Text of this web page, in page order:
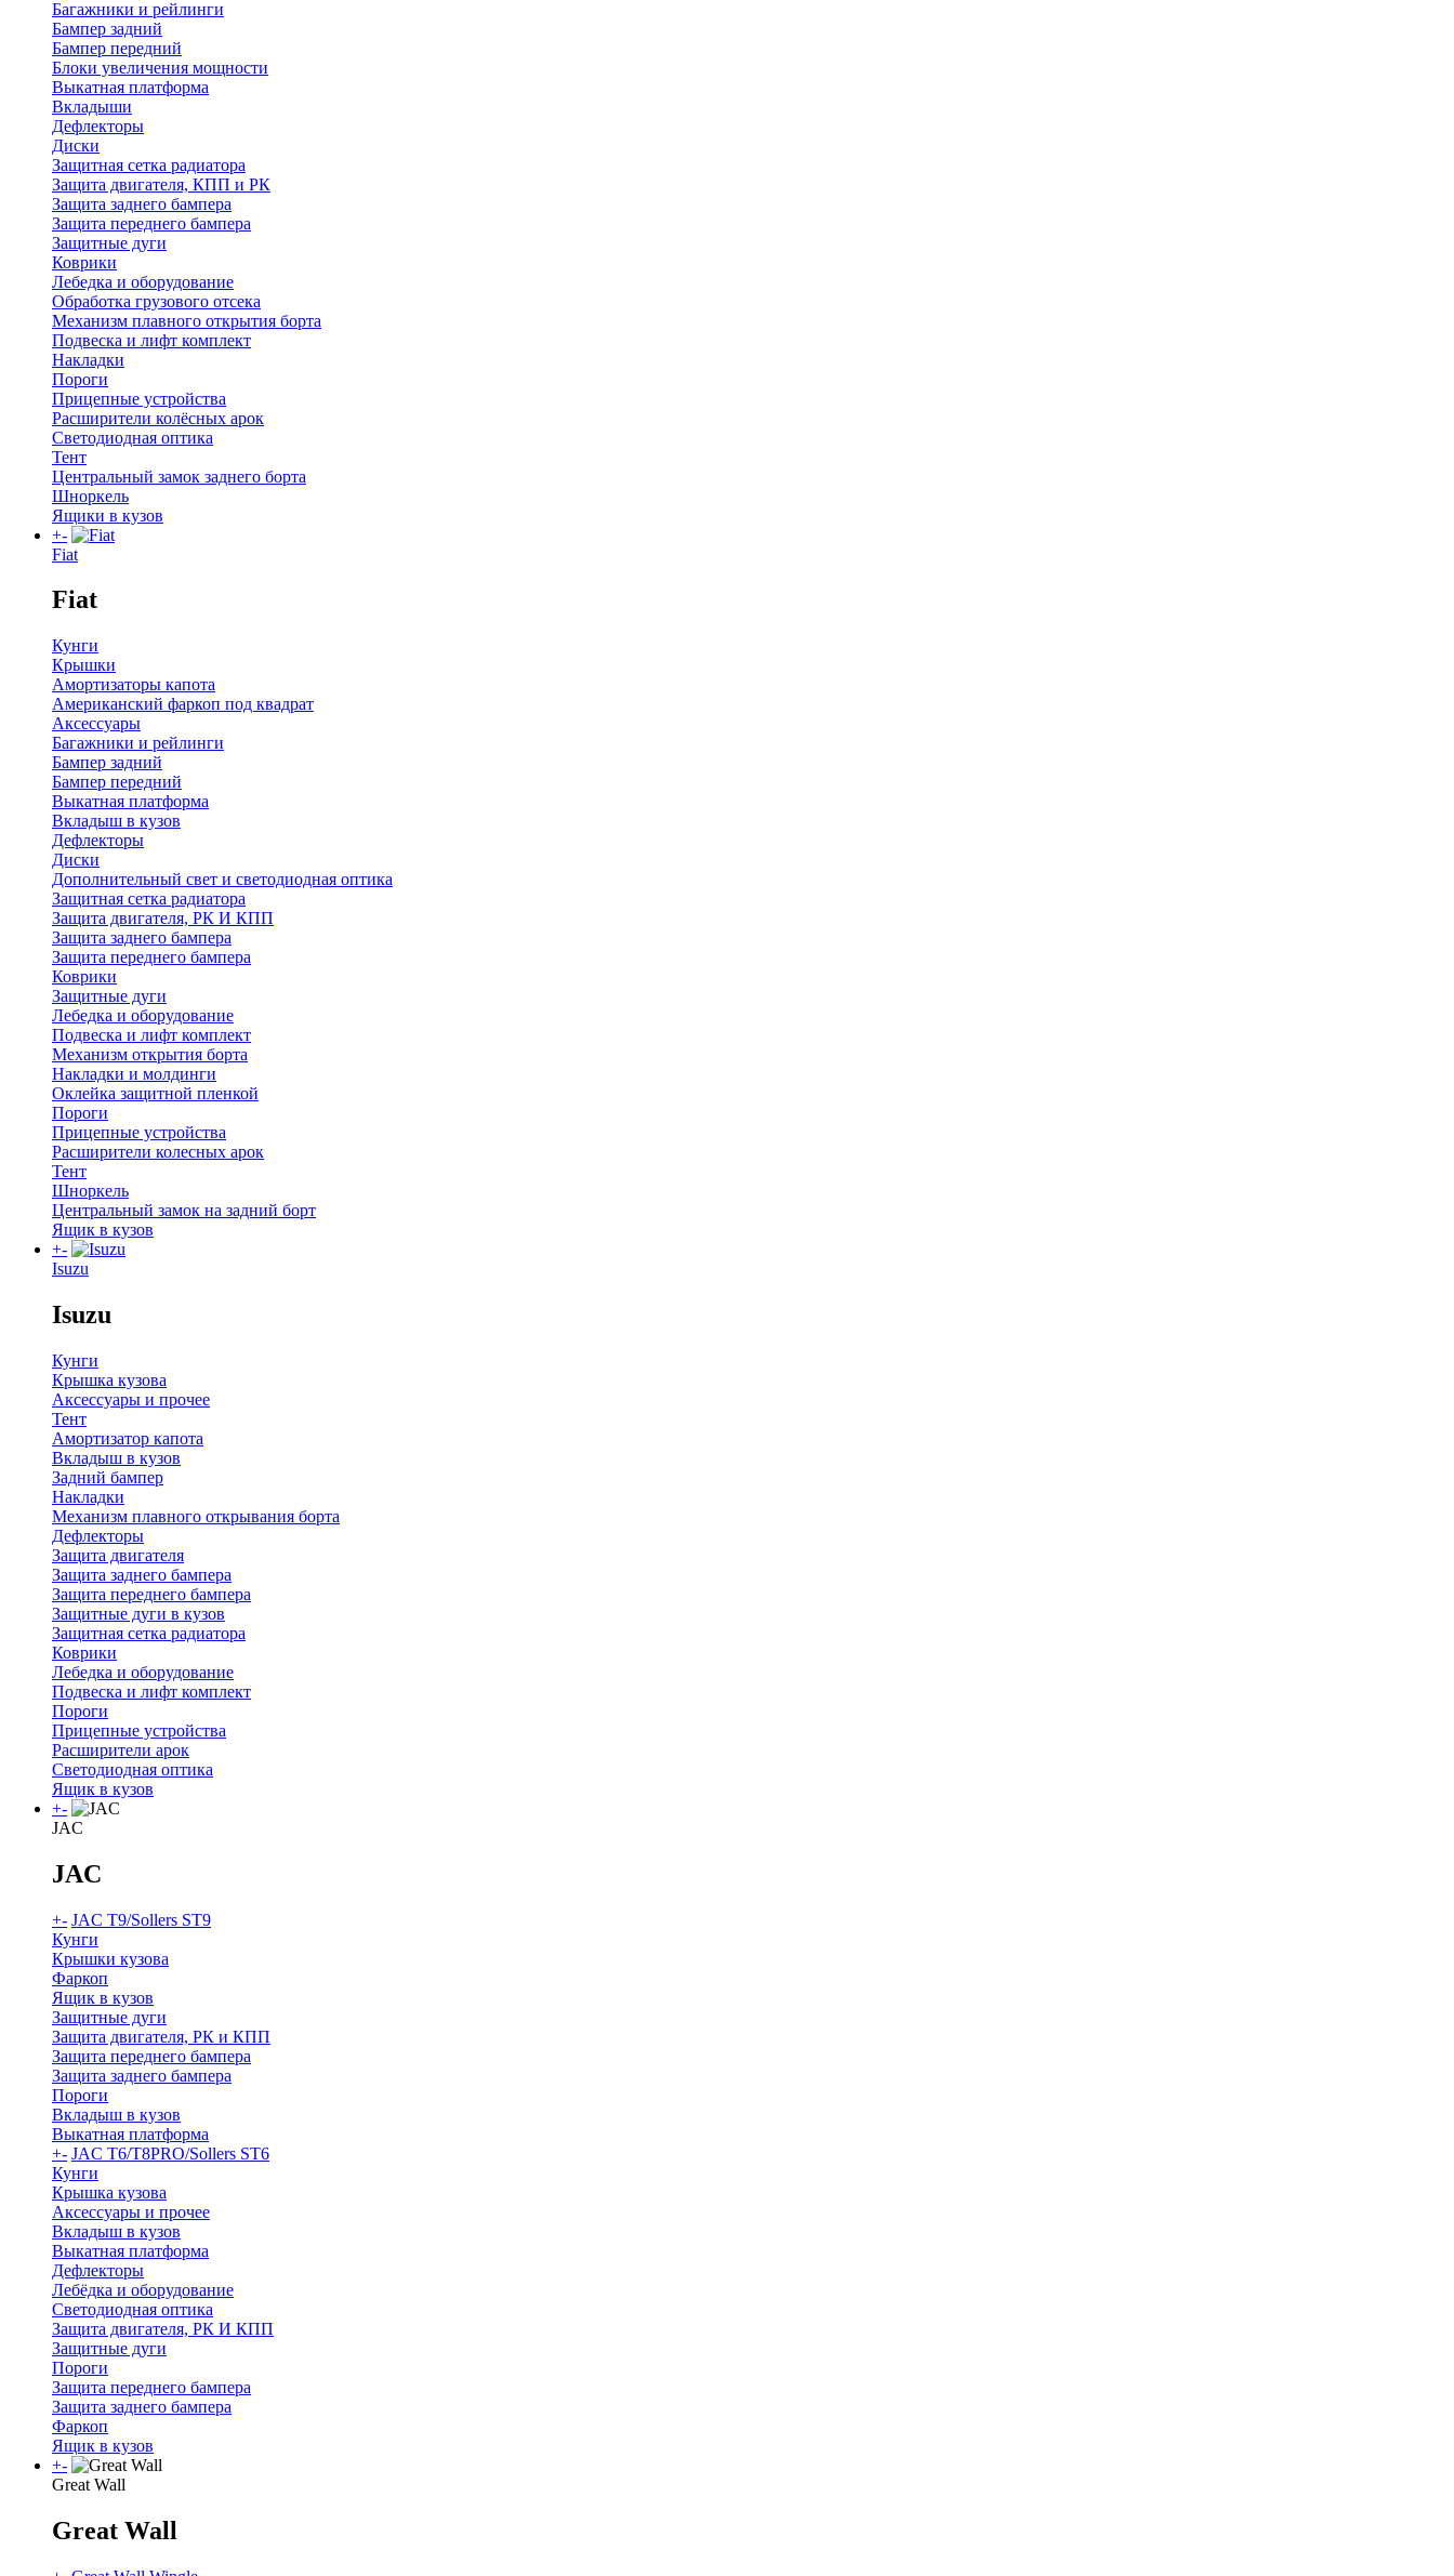
Багажники и рейлинги
Бампер задний
Бампер передний
Блоки увеличения мощности
Выкатная платформа
Вкладыши
Дефлекторы
Диски
Защитная сетка радиатора
Защита двигателя, КПП и РК
Защита заднего бампера
Защита переднего бампера
Защитные дуги
Коврики
Лебедка и оборудование
Обработка грузового отсека
Механизм плавного открытия борта
Подвеска и лифт комплект
Накладки
Пороги
Прицепные устройства
Расширители колёсных арок
Светодиодная оптика
Тент
Центральный замок заднего борта
Шноркель
Ящики в кузов
+-
Fiat
Fiat
Кунги
Крышки
Амортизаторы капота
Американский фаркоп под квадрат
Аксессуары
Багажники и рейлинги
Бампер задний
Бампер передний
Выкатная платформа
Вкладыш в кузов
Дефлекторы
Диски
Дополнительный свет и светодиодная оптика
Защитная сетка радиатора
Защита двигателя, РК И КПП
Защита заднего бампера
Защита переднего бампера
Коврики
Защитные дуги
Лебедка и оборудование
Подвеска и лифт комплект
Механизм открытия борта
Накладки и молдинги
Оклейка защитной пленкой
Пороги
Прицепные устройства
Расширители колесных арок
Тент
Шноркель
Центральный замок на задний борт
Ящик в кузов
+-
Isuzu
Isuzu
Кунги
Крышка кузова
Аксессуары и прочее
Тент
Амортизатор капота
Вкладыш в кузов
Задний бампер
Накладки
Механизм плавного открывания борта
Дефлекторы
Защита двигателя
Защита заднего бампера
Защита переднего бампера
Защитные дуги в кузов
Защитная сетка радиатора
Коврики
Лебедка и оборудование
Подвеска и лифт комплект
Пороги
Прицепные устройства
Расширители арок
Светодиодная оптика
Ящик в кузов
+-
JAC
JAC
+- JAC T9/Sollers ST9
Кунги
Крышки кузова
Фаркоп
Ящик в кузов
Защитные дуги
Защита двигателя, РК и КПП
Защита переднего бампера
Защита заднего бампера
Пороги
Вкладыш в кузов
Выкатная платформа
+- JAC T6/T8PRO/Sollers ST6
Кунги
Крышка кузова
Аксессуары и прочее
Вкладыш в кузов
Выкатная платформа
Дефлекторы
Лебёдка и оборудование
Светодиодная оптика
Защита двигателя, РК И КПП
Защитные дуги
Пороги
Защита переднего бампера
Защита заднего бампера
Фаркоп
Ящик в кузов
+-
Great Wall
Great Wall